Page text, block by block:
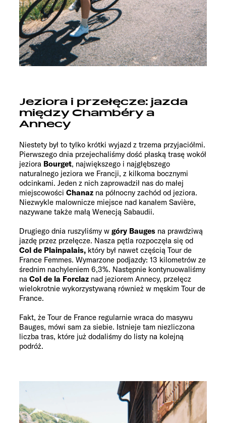
Jeziora i przełęcze: jazda
między Chambéry a
Annecy
Niestety był to tylko krótki wyjazd z trzema przyjaciółmi.
Pierwszego dnia przejechaliśmy dość płaską trasę wokół
jeziora Bourget, największego i najgłębszego
naturalnego jeziora we Francji, z kilkoma bocznymi
odcinkami. Jeden z nich zaprowadził nas do małej
miejscowości Chanaz na północny zachód od jeziora.
Niezwykle malownicze miejsce nad kanałem Savière,
nazywane także małą Wenecją Sabaudii.
Drugiego dnia ruszyliśmy w góry Bauges na prawdziwą
jazdę przez przełęcze. Nasza pętla rozpoczęła się od
Col de Plainpalais, który był nawet częścią Tour de
France Femmes. Wymarzone podjazdy: 13 kilometrów ze
średnim nachyleniem 6,3%. Następnie kontynuowaliśmy
na Col de la Forclaz nad jeziorem Annecy, przełęcz
wielokrotnie wykorzystywaną również w męskim Tour de
France.
Fakt, że Tour de France regularnie wraca do masywu
Bauges, mówi sam za siebie. Istnieje tam niezliczona
liczba tras, które już dodaliśmy do listy na kolejną
podróż.